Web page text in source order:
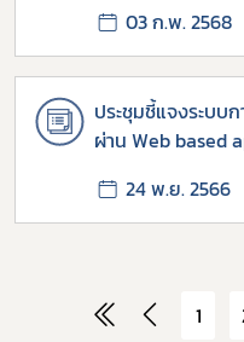
03 ก.พ. 2568
ประชุมชี้แจงระบบ
ผ่าน Web based
24 พ.ย. 2566
1